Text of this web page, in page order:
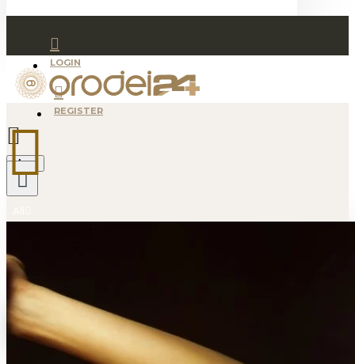
LOGIN
REGISTER
Menu
Gold Coin
Lingotti in Oro
Your shopping cart is empty!